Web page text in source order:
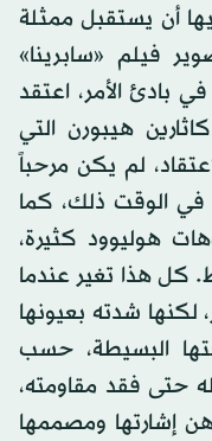
أن يستقبل ممثلة
فيلم «سابرينا»
بادئ الأمر، اعتقد
هيبورن التي
لم يكن مرحباً
في الوقت ذلك، كما
هوليوود كثيرة،
هذا تغير عندما
لكنها شدته بعيونها
البسيطة، حسب
حتى فقد مقاومته،
إشارتها ومصممها